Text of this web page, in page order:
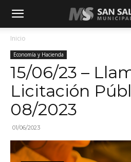
Inicio
Economía y Hacienda
15/06/23 –
Licitación
08/2023
01/06/2023